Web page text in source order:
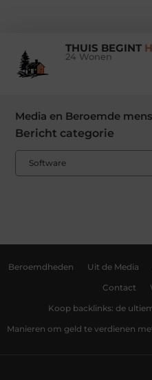
THUIS BEGINT
24 Wonen
Media en Beroemde
Bericht categorie
Beroemdheden Uit de Media
Contact
Koop backlinks: de
Manieren om geld te verdienen